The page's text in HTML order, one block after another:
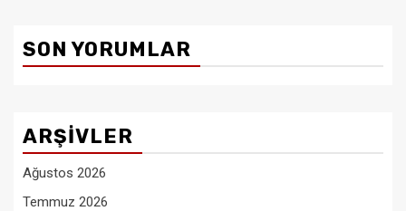
SON YORUMLAR
ARŞIVLER
Ağustos 2026
Temmuz 2026